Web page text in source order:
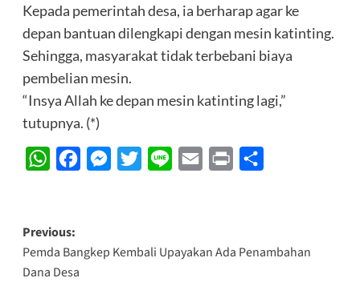
Kepada pemerintah desa, ia berharap agar ke
depan bantuan dilengkapi dengan mesin katinting.
Sehingga, masyarakat tidak terbebani biaya
pembelian mesin.
“Insya Allah ke depan mesin katinting lagi,”
tutupnya. (*)
WhatsAppFacebookMessenger
Twitter Line Email Print
Post
navigation
Previous:
Pemda Bangkep Kembali Upayakan Ada Penambahan
Dana Desa